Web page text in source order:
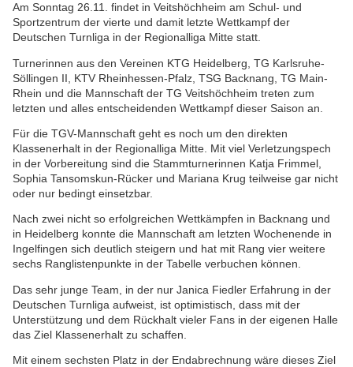
Am Sonntag 26.11. findet in Veitshöchheim am Schul- und
Sportzentrum der vierte und damit letzte Wettkampf der
Deutschen Turnliga in der Regionalliga Mitte statt.
Turnerinnen aus den Vereinen KTG Heidelberg, TG Karlsruhe-
Söllingen II, KTV Rheinhessen-Pfalz, TSG Backnang, TG Main-
Rhein und die Mannschaft der TG Veitshöchheim treten zum
letzten und alles entscheidenden Wettkampf dieser Saison an.
Für die TGV-Mannschaft geht es noch um den direkten
Klassenerhalt in der Regionalliga Mitte. Mit viel Verletzungspech
in der Vorbereitung sind die Stammturnerinnen Katja Frimmel,
Sophia Tansomskun-Rücker und Mariana Krug teilweise gar nicht
oder nur bedingt einsetzbar.
Nach zwei nicht so erfolgreichen Wettkämpfen in Backnang und
in Heidelberg konnte die Mannschaft am letzten Wochenende in
Ingelfingen sich deutlich steigern und hat mit Rang vier weitere
sechs Ranglistenpunkte in der Tabelle verbuchen können.
Das sehr junge Team, in der nur Janica Fiedler Erfahrung in der
Deutschen Turnliga aufweist, ist optimistisch, dass mit der
Unterstützung und dem Rückhalt vieler Fans in der eigenen Halle
das Ziel Klassenerhalt zu schaffen.
Mit einem sechsten Platz in der Endabrechnung wäre dieses Ziel